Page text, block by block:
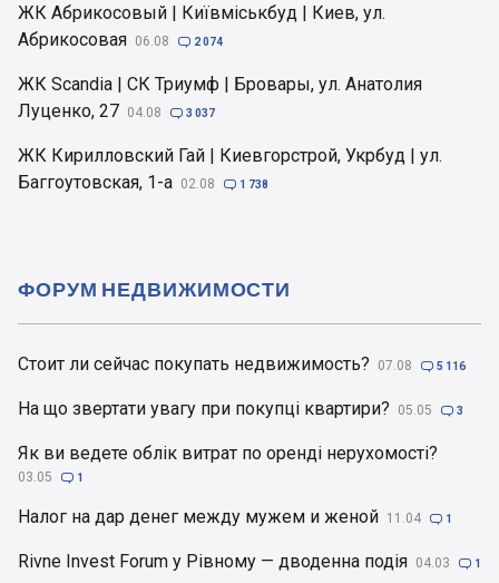
ЖК Абрикосовый | Київміськбуд | Киев, ул.
Абрикосовая 06.08  2 074
ЖК Scandia | СК Триумф | Бровары, ул. Анатолия
Луценко, 27 04.08  3 037
ЖК Кирилловский Гай | Киевгорстрой, Укрбуд | ул.
Баггоутовская, 1-а 02.08  1 738
Стоит ли сейчас покупать недвижимость? 07.08  5 116
На що звертати увагу при покупці квартири? 05.05  3
Як ви ведете облік витрат по оренді нерухомості?
03.05  1
Налог на дар денег между мужем и женой 11.04  1
Rivne Invest Forum у Рівному — дводенна подія 04.03  1
ФОРУМ НЕДВИЖИМОСТИ